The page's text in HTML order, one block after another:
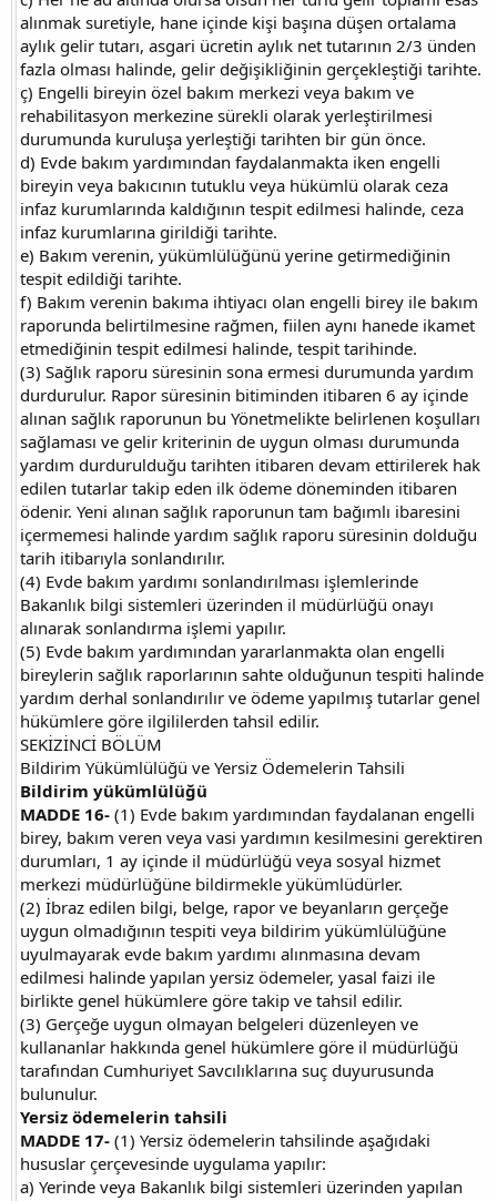
alınmak suretiyle, hane içinde kişi başına düşen ortalama
aylık gelir tutarı, asgari ücretin aylık net tutarının 2/3 ünden
fazla olması halinde, gelir değişikliğinin gerçekleştiği tarihte.
ç) Engelli bireyin özel bakım merkezi veya bakım ve
rehabilitasyon merkezine sürekli olarak yerleştirilmesi
durumunda kuruluşa yerleştiği tarihten bir gün önce.
d) Evde bakım yardımından faydalanmakta iken engelli
bireyin veya bakıcının tutuklu veya hükümlü olarak ceza
infaz kurumlarında kaldığının tespit edilmesi halinde, ceza
infaz kurumlarına girildiği tarihte.
e) Bakım verenin, yükümlülüğünü yerine getirmediğinin
tespit edildiği tarihte.
f) Bakım verenin bakıma ihtiyacı olan engelli birey ile bakım
raporunda belirtilmesine rağmen, fiilen aynı hanede ikamet
etmediğinin tespit edilmesi halinde, tespit tarihinde.
(3) Sağlık raporu süresinin sona ermesi durumunda yardım
durdurulur. Rapor süresinin bitiminden itibaren 6 ay içinde
alınan sağlık raporunun bu Yönetmelikte belirlenen koşulları
sağlaması ve gelir kriterinin de uygun olması durumunda
yardım durdurulduğu tarihten itibaren devam ettirilerek hak
edilen tutarlar takip eden ilk ödeme döneminden itibaren
ödenir. Yeni alınan sağlık raporunun tam bağımlı ibaresini
içermemesi halinde yardım sağlık raporu süresinin dolduğu
tarih itibarıyla sonlandırılır.
(4) Evde bakım yardımı sonlandırılması işlemlerinde
Bakanlık bilgi sistemleri üzerinden il müdürlüğü onayı
alınarak sonlandırma işlemi yapılır.
(5) Evde bakım yardımından yararlanmakta olan engelli
bireylerin sağlık raporlarının sahte olduğunun tespiti halinde
yardım derhal sonlandırılır ve ödeme yapılmış tutarlar genel
hükümlere göre ilgililerden tahsil edilir.
SEKİZİNCİ BÖLÜM
Bildirim Yükümlülüğü ve Yersiz Ödemelerin Tahsili
Bildirim yükümlülüğü
MADDE 16- (1) Evde bakım yardımından faydalanan engelli
birey, bakım veren veya vasi yardımın kesilmesini gerektiren
durumları, 1 ay içinde il müdürlüğü veya sosyal hizmet
merkezi müdürlüğüne bildirmekle yükümlüdürler.
(2) İbraz edilen bilgi, belge, rapor ve beyanların gerçeğe
uygun olmadığının tespiti veya bildirim yükümlülüğüne
uyulmayarak evde bakım yardımı alınmasına devam
edilmesi halinde yapılan yersiz ödemeler, yasal faizi ile
birlikte genel hükümlere göre takip ve tahsil edilir.
(3) Gerçeğe uygun olmayan belgeleri düzenleyen ve
kullananlar hakkında genel hükümlere göre il müdürlüğü
tarafından Cumhuriyet Savcılıklarına suç duyurusunda
bulunulur.
Yersiz ödemelerin tahsili
MADDE 17- (1) Yersiz ödemelerin tahsilinde aşağıdaki
hususlar çerçevesinde uygulama yapılır:
a) Yerinde veya Bakanlık bilgi sistemleri üzerinden yapılan